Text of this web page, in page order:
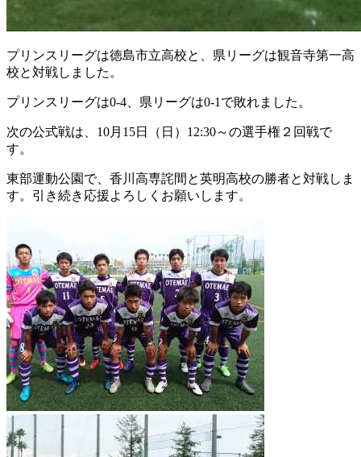
プリンスリーグは徳島市立高校と、県リーグは観音寺第一高
校と対戦しました。
プリンスリーグは0-4、県リーグは0-1で敗れました。
次の公式戦は、10月15日（日）12:30～の選手権２回戦で
す。
東部運動公園で、香川高専詫間と英明高校の勝者と対戦しま
す。引き続き応援よろしくお願いします。